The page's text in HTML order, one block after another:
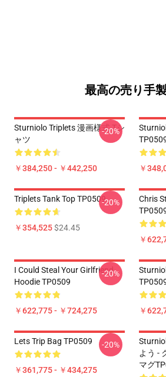
最高の売り手
Sturniolo Triplets 漫画様式 Tシ
ャツ
￥384,250 - ￥442,250
-20%
￥
Triplets Tank Top TP0509
￥354,525$24.45
-20%
Chris
￥
I Could Steal Your Girlfriend
Hoodie TP0509
￥622,775 - ￥724,275
-20%
￥
Lets Trip Bag TP0509
￥361,775 - ￥434,275
-20%
よう -
マグ